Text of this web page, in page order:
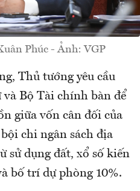
Phúc - Ảnh: VGP
Thủ tướng yêu cầu
Bộ Tài chính bàn để
giữa vốn cân đối của
chi ngân sách địa
sử dụng đất, xổ số kiến
bố trí dự phòng 10%.